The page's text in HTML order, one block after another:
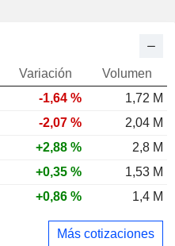
Variación
Volumen
-1,64 %
1,72 M
-2,07 %
2,04 M
+2,88 %
2,8 M
+0,35 %
1,53 M
+0,86 % 1,4 M
Más cotizaciones